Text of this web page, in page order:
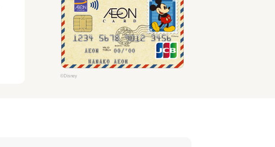
©Disney